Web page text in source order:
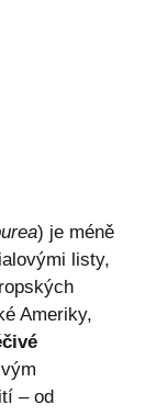
) je méně
listy,
Ameriky,
– od